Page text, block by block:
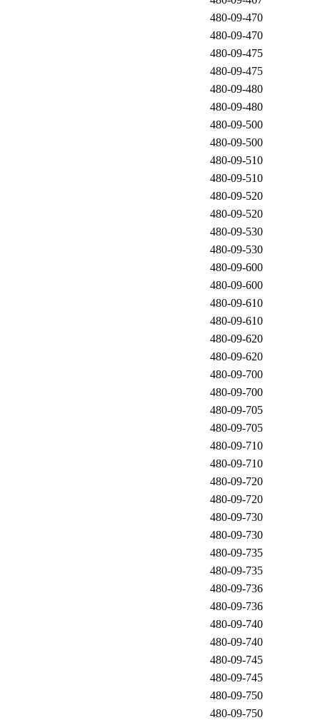
480-09-470
480-09-470
480-09-475
480-09-475
480-09-480
480-09-480
480-09-500
480-09-500
480-09-510
480-09-510
480-09-520
480-09-520
480-09-530
480-09-530
480-09-600
480-09-600
480-09-610
480-09-610
480-09-620
480-09-620
480-09-700
480-09-700
480-09-705
480-09-705
480-09-710
480-09-710
480-09-720
480-09-720
480-09-730
480-09-730
480-09-735
480-09-735
480-09-736
480-09-736
480-09-740
480-09-740
480-09-745
480-09-745
480-09-750
480-09-750